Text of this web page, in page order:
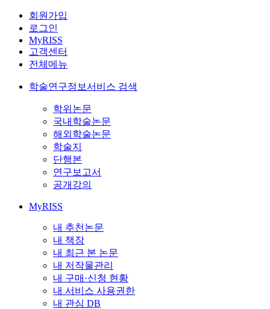
회원가입
로그인
MyRISS
고객센터
전체메뉴
학술연구정보서비스 검색
학위논문
국내학술논문
해외학술논문
학술지
단행본
연구보고서
공개강의
MyRISS
내 추천논문
내 책장
내 최근 본 논문
내 저작물관리
내 구매·신청 현황
내 서비스 사용권한
내 관심 DB